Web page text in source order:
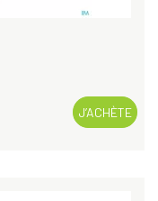
J’ACHÈTE